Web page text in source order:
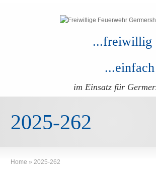
...freiwillig
im Einsatz für
2025-262
Home » 2025-262